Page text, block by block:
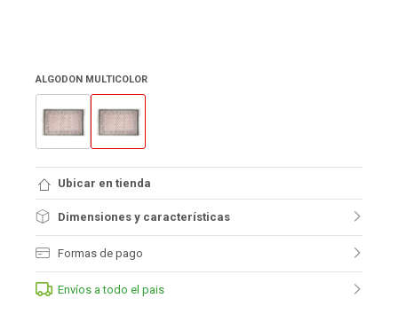
ALGODON MULTICOLOR
Ubicar en tienda
Dimensiones y características
Formas de pago
Envíos a todo el pais